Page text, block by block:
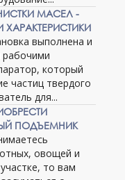
МАСЕЛ -
выполнена и
рабочими
который
частиц твердого
для...
ПОДЪЕМНИК
овощей и
то вам